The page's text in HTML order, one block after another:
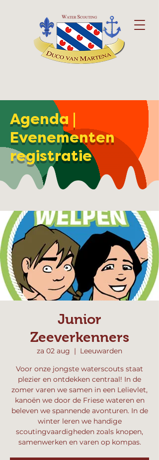
Agenda |
Evenementen
registratie
Junior
Zeeverkenners
za 02 aug
  |
Leeuwarden
Voor onze jongste waterscouts staat
plezier en ontdekken centraal! In de
zomer varen we samen in een Lelievlet,
kanoën we door de Friese wateren en
beleven we spannende avonturen. In de
winter leren we handige
scoutingvaardigheden zoals knopen,
samenwerken en varen op kompas.